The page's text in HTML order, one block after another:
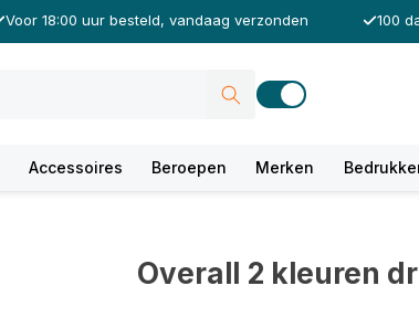
Voor 18:00 uur besteld, vandaag verzonden 100
Accessoires Beroepen Merken
Overall 2 kleuren